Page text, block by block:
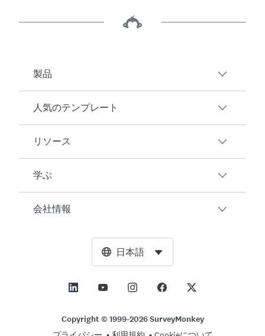
製品
概要
アンケート
AIアンケート生成ツール
オンラインフォーム
マーケットリサーチ
アプリケーション管理
人気のテンプレート
顧客満足度
従業員エンゲージメント
イベントフィードバック
製品テスト
Net Promoter Score（NPS）
すべてのテンプレート
リソース
ユーザーの声
ブログ
サポート
お問い合わせ
学ぶ
アンケート作成方法
NPS計算ツール
許容誤差計算ツール
標本サイズ計算ツール
リッカート尺度
会社情報
リーダーシップチーム
展望と使命
社会的影響とインクルージョン
日本語
Copyright © 1999-2026 SurveyMonkey